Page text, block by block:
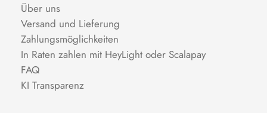
Über uns
Versand und Lieferung
Zahlungsmöglichkeiten
In Raten zahlen mit HeyLight oder Scalapay
FAQ
KI Transparenz